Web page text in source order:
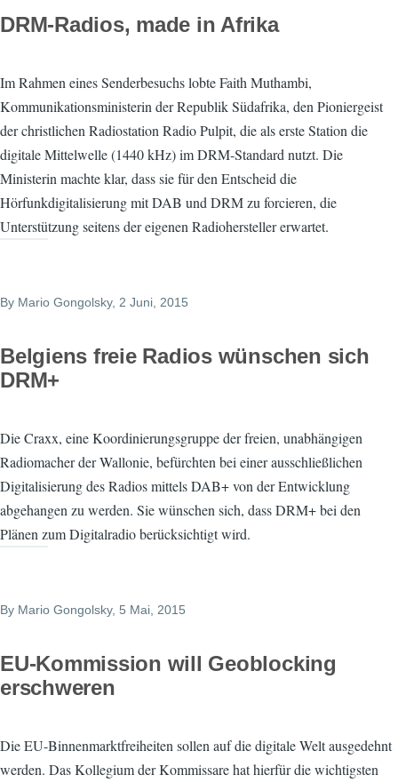
DRM-Radios, made in Afrika
Im Rahmen eines Senderbesuchs lobte Faith Muthambi,
Kommunikationsministerin der Republik Südafrika, den Pioniergeist
der christlichen Radiostation Radio Pulpit, die als erste Station die
digitale Mittelwelle (1440 kHz) im DRM-Standard nutzt. Die
Ministerin machte klar, dass sie für den Entscheid die
Hörfunkdigitalisierung mit DAB und DRM zu forcieren, die
Unterstützung seitens der eigenen Radiohersteller erwartet.
By Mario Gongolsky, 2 Juni, 2015
Belgiens freie Radios wünschen sich
DRM+
Die Craxx, eine Koordinierungsgruppe der freien, unabhängigen
Radiomacher der Wallonie, befürchten bei einer ausschließlichen
Digitalisierung des Radios mittels DAB+ von der Entwicklung
abgehangen zu werden. Sie wünschen sich, dass DRM+ bei den
Plänen zum Digitalradio berücksichtigt wird.
By Mario Gongolsky, 5 Mai, 2015
EU-Kommission will Geoblocking
erschweren
Die EU-Binnenmarktfreiheiten sollen auf die digitale Welt ausgedehnt
werden. Das Kollegium der Kommissare hat hierfür die wichtigsten